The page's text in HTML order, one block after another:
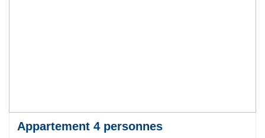
Appartement 4 personnes